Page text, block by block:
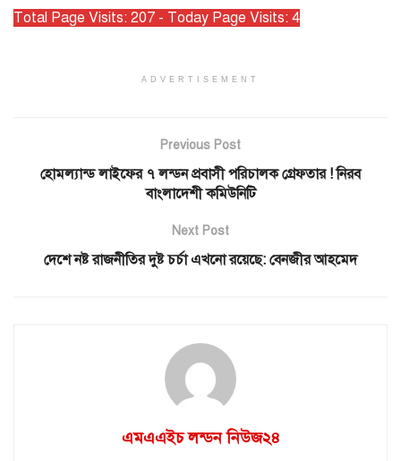
Total Page Visits: 207 - Today Page Visits: 4
ADVERTISEMENT
Previous Post
হোমল্যান্ড লাইফের ৭ লন্ডন প্রবাসী পরিচালক গ্রেফতার ! নিরব
বাংলাদেশী কমিউনিটি
Next Post
দেশে নষ্ট রাজনীতির দুষ্ট চর্চা এখনো রয়েছে: বেনজীর আহমেদ
এমএএইচ লন্ডন নিউজ২৪